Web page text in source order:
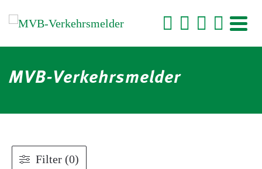
MVB-Verkehrsmelder
Filter (0)